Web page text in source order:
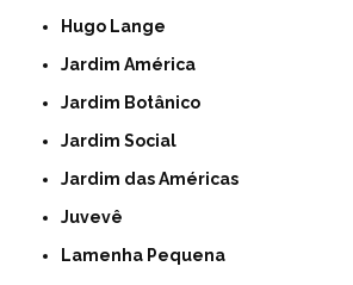
Hugo Lange
Jardim América
Jardim Botânico
Jardim Social
Jardim das Américas
Juvevê
Lamenha Pequena